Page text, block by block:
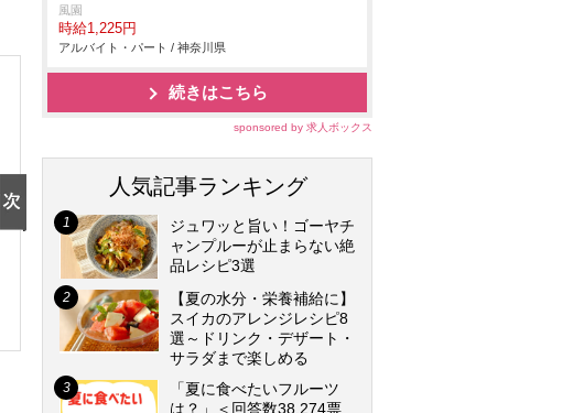
風園
時給1,225円
アルバイト・パート / 神奈川県
続きはこちら
sponsored by 求人ボックス
人気記事ランキング
ジュワッと旨い！ゴーヤチ
ャンプルーが止まらない絶
品レシピ3選
【夏の水分・栄養補給に】
スイカのアレンジレシピ8
選～ドリンク・デザート・
サラダまで楽しめる
「夏に食べたいフルーツ
は？」＜回答数38,274票